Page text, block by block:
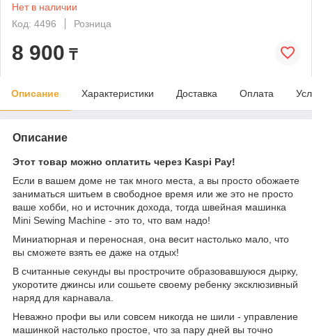
Нет в наличии
Код: 4496
Розница
8 900 ₸
Описание Характеристики Доставка Оплата
Описание
Этот товар можно оплатить через Kaspi Pay!
Если в вашем доме не так много места, а вы просто обожаете
заниматься шитьем в свободное время или же это не просто
ваше хобби, но и источник дохода, тогда швейная машинка
Mini Sewing Machine - это то, что вам надо!
Миниатюрная и переносная, она весит настолько мало, что
вы сможете взять ее даже на отдых!
В считанные секунды вы прострочите образовавшуюся дырку,
укоротите джинсы или сошьете своему ребенку эксклюзивный
наряд для карнавала.
Неважно профи вы или совсем никогда не шили - управление
машинкой настолько простое, что за пару дней вы точно